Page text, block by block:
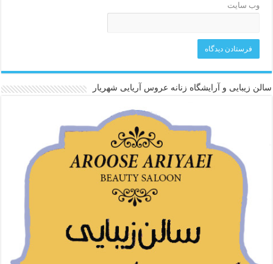
وب‌ سایت
سالن زیبایی و آرایشگاه زنانه عروس آریایی شهریار